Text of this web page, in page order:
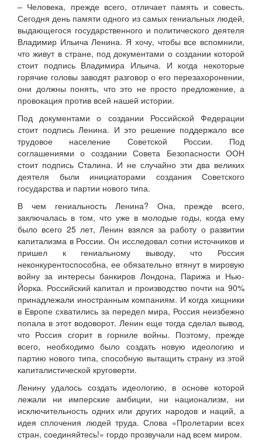
– Человека, прежде всего, отличает память и совесть.
Сегодня день памяти одного из самых гениальных людей,
выдающегося государственного и политического деятеля
Владимир Ильича Ленина. Я хочу, чтобы все вспомнили,
что живут в стране, под документами о создании которой
стоит подпись Владимира Ильича. И когда некоторые
горячие головы заводят разговор о его перезахоронении,
они должны понять, что это не просто предложение, а
провокация против всей нашей истории.
Под документами о создании Российской Федерации
стоит подпись Ленина. И это решение поддержало все
трудовое население Советской России. Под
соглашениями о создании Совета Безопасности ООН
стоит подпись Сталина. И не случайно эти два великих
деятеля были инициаторами создания Советского
государства и партии нового типа.
В чем гениальность Ленина? Она, прежде всего,
заключалась в том, что уже в молодые годы, когда ему
было всего 25 лет, Ленин взялся за работу о развитии
капитализма в России. Он исследовал сотни источников и
пришел к гениальному выводу, что Россия
неконкурентоспособна, ее обязательно втянут в мировую
войну за интересы банкиров Лондона, Парижа и Нью-
Йорка. Российский капитал и производство почти на 90%
принадлежали иностранным компаниям. И когда хищники
в Европе схватились за передел мира, Россия неизбежно
попала в этот водоворот. Ленин еще тогда сделал вывод,
что Россия сгорит в горниле войны. Поэтому, прежде
всего, необходимо было создать новую идеологию и
партию нового типа, способную вытащить страну из этой
капиталистической круговерти.
Ленину удалось создать идеологию, в основе которой
лежали ни имперские амбиции, ни национализм, ни
исключительность одних или других народов и наций, а
идея сплочения людей труда. Слова «Пролетарии всех
стран, соединяйтесь!» гордо прозвучали над всем миром.